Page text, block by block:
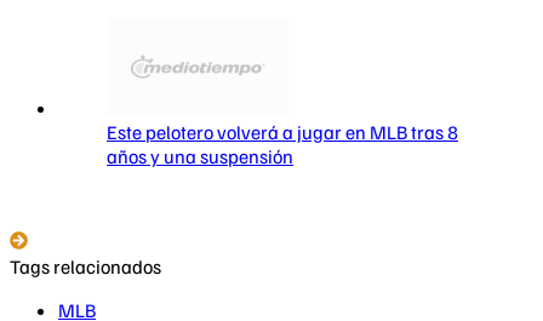
Este pelotero volverá a jugar en MLB tras 8
años y una suspensión
Tags relacionados
MLB